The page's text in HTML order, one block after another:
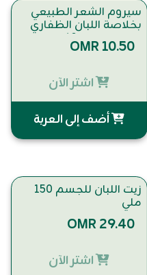
سيروم الشعر الطبيعي
بخلاصة اللبان الظفاري
ودهن العود 60 ملي
OMR 10.50
اشتر الآن
أضف إلى العربة
زيت اللبان للجسم 150
ملي
OMR 29.40
اشتر الآن